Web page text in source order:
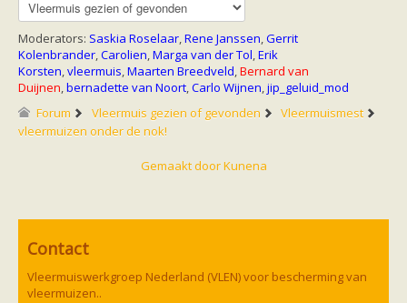
Moderators: Saskia Roselaar,Rene Janssen,Gerrit
Kolenbrander,Carolien,Marga van der Tol,Erik
Korsten,vleermuis,Maarten Breedveld,Bernard van
Duijnen,bernadette van Noort,Carlo Wijnen,jip_geluid_mod
Forum
Vleermuis gezien of gevonden
Vleermuismest
vleermuizen onder de nok!
Gemaakt doorKunena
Contact
Vleermuiswerkgroep Nederland (VLEN) voor bescherming van
vleermuizen..